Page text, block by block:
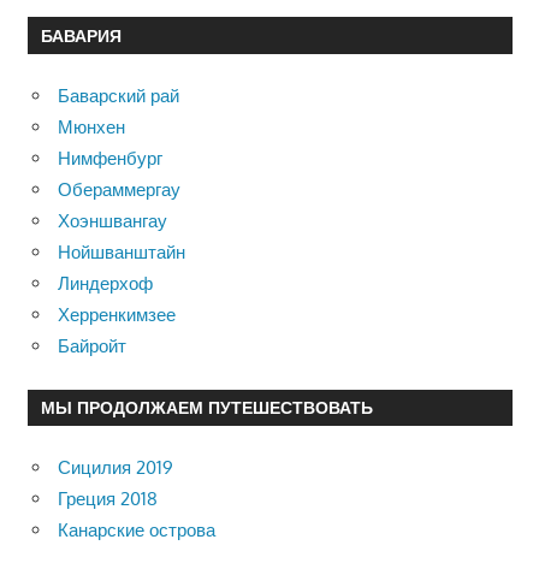
БАВАРИЯ
Баварский рай
Мюнхен
Нимфенбург
Обераммергау
Хоэншвангау
Нойшванштайн
Линдерхоф
Херренкимзее
Байройт
МЫ ПРОДОЛЖАЕМ ПУТЕШЕСТВОВАТЬ
Сицилия 2019
Греция 2018
Канарские острова